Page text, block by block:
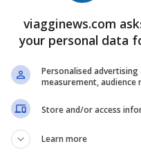
l’hotel più
nei diversi
sorprendono per la
opposti. In pochi
viagginews.com
your personal data
Personalised
measurement, audience
Store and/or access
Learn more